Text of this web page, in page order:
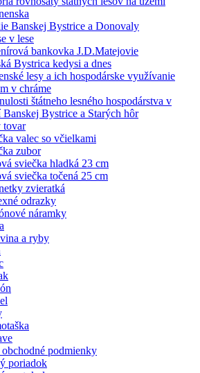
Banskej Bystrice a Donovaly
v lese
bankovka J.D.Matejovie
Bystrica kedysi a dnes
lesy a ich hospodárske využívanie
v chráme
štátneho lesného hospodárstva v
Bystrice a Starých hôr
tovar
valec so včielkami
zubor
sviečka hladká 23 cm
sviečka točená 25 cm
zvieratká
odrazky
náramky
a ryby
obchodné podmienky
poriadok